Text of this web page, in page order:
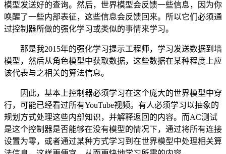
模型发送好的查询。然后，世界模型会反馈一些信息，因为你
唤醒了一些内部表征，这些信息会反馈回来。所以它们必须通
过控制器所做的强化学习或类似的事情来学习。
那是我2015年的强化学习提示工程师，学习发送数据到墙
模型，然后从角色模型中获取数据，这些数据在某种程度上应
该代表与之相关的算法信息。
因此，基本上控制器必须学习在这个庞大的世界模型中穿
行，可能已经看过所有YouTube视频。有人必须学习以抽象的
规划方式处理这些内部知识，并解释返回的内容。而AC测试
是这个控制器是否能够在没有模型的情况下，通过将所有连接
设置为零，或者通过某种方式学习到在世界模型中处理相关算